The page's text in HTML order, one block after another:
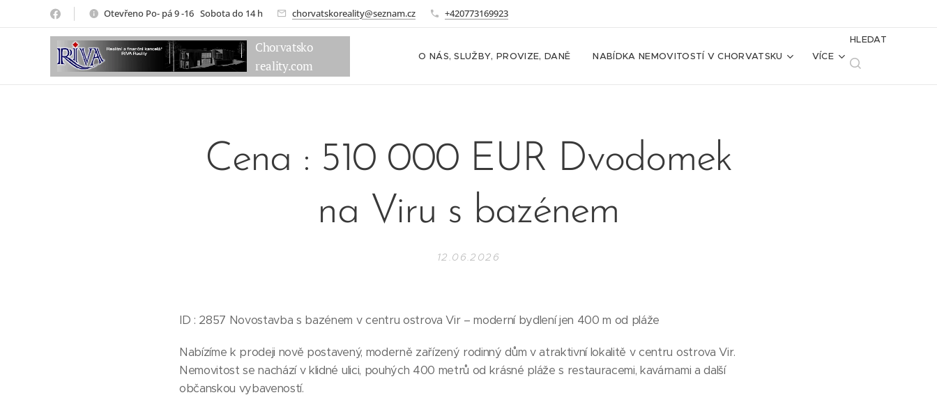
Otevřeno Po- pá 9 -16 Sobota do 14 h chorvatskoreality@seznam.cz +420773169923
Chorvatsko
reality.com
O NÁS, SLUŽBY, PROVIZE, DANĚ NABÍDKA NEMOVITOSTÍ V CHORVATSKU VÍCE
HLEDAT
Cena : 510 000 EUR Dvodomek
na Viru s bazénem
12.06.2026
ID : 2857 Novostavba s bazénem v centru ostrova Vir – moderní bydlení jen 400 m od pláže
Nabízíme k prodeji nově postavený, moderně zařízený rodinný dům v atraktivní lokalitě v centru ostrova Vir.
Nemovitost se nachází v klidné ulici, pouhých 400 metrů od krásné pláže s restauracemi, kavárnami a další
občanskou vybaveností.